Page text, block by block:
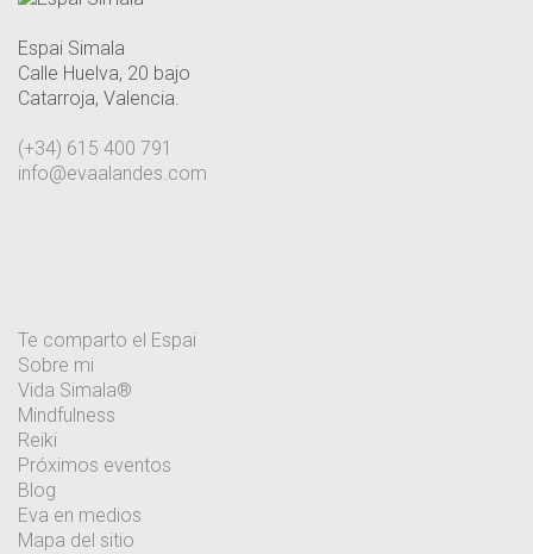
Espai Simala
Calle Huelva, 20 bajo
Catarroja, Valencia.
(+34) 615 400 791
info@evaalandes.com
Te comparto el Espai
Sobre mi
Vida Simala®
Mindfulness
Reiki
Próximos eventos
Blog
Eva en medios
Mapa del sitio